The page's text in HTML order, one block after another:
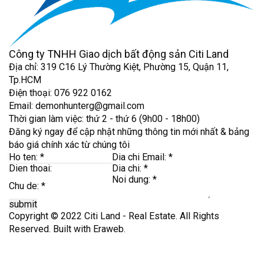
Công ty TNHH Giao dịch bất động sản Citi Land
Địa chỉ: 319 C16 Lý Thường Kiệt, Phường 15, Quận 11,
Tp.HCM
Điện thoại: 076 922 0162
Email: demonhunterg@gmail.com
Thời gian làm việc: thứ 2 - thứ 6 (9h00 - 18h00)
Đăng ký ngay để cập nhật những thông tin mới nhất & bảng
báo giá chính xác từ chúng tôi
submit
Copyright © 2022 Citi Land - Real Estate. All Rights
Reserved. Built with Eraweb.